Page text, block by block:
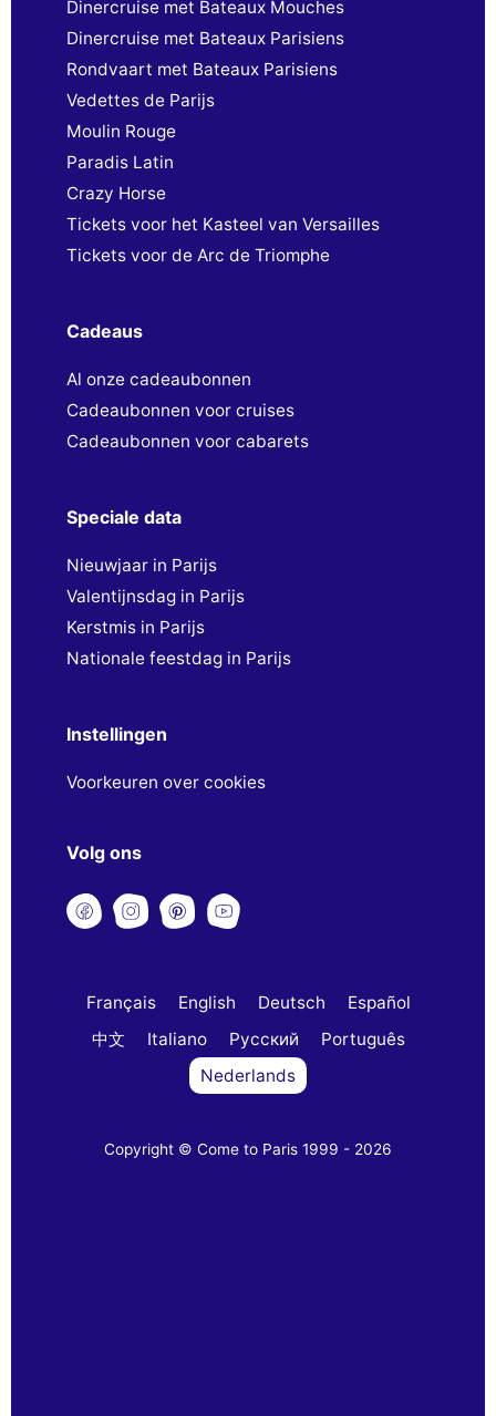
Dinercruise met Bateaux Mouches
Dinercruise met Bateaux Parisiens
Rondvaart met Bateaux Parisiens
Vedettes de Parijs
Moulin Rouge
Paradis Latin
Crazy Horse
Tickets voor het Kasteel van Versailles
Tickets voor de Arc de Triomphe
Cadeaus
Al onze cadeaubonnen
Cadeaubonnen voor cruises
Cadeaubonnen voor cabarets
Speciale data
Nieuwjaar in Parijs
Valentijnsdag in Parijs
Kerstmis in Parijs
Nationale feestdag in Parijs
Instellingen
Voorkeuren over cookies
Volg ons
Français English Deutsch
Español
中文
Italiano Русский
Português
Nederlands
Copyright © Come to Paris 1999 - 2026